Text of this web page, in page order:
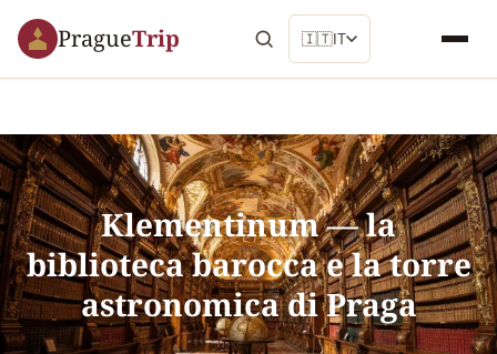
PragueTrip 🇮🇹IT
Klementinum — la
biblioteca barocca e la torre
astronomica di Praga